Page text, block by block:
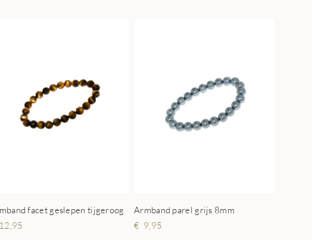
facet geslepen tijgeroog
12,95
Armband parel grijs 8mm
9,95